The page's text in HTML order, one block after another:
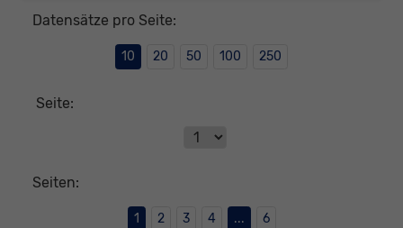
Datensätze pro Seite:
10 20 50 100 250
Seite:
Seiten:
1 2 3 4 ... 6